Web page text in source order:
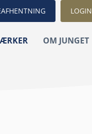
LOGIN
OM JUNGET